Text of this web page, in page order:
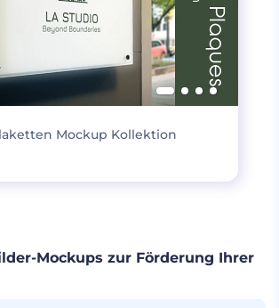
Mockup Kollektion
Mockups zur Förderung Ihrer